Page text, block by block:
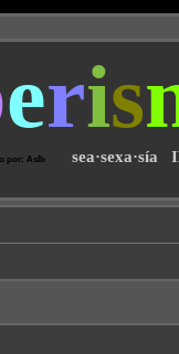
eris
por: AsIb sea·sexa·sía